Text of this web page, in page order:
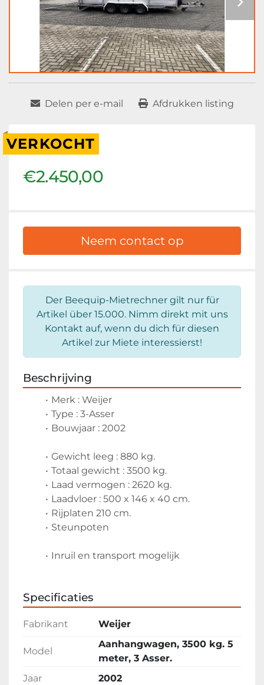
Delen per e-mail Afdrukken listing
VERKOCHT
€2.450,00
Neem contact op
Der Beequip-Mietrechner gilt nur für
Artikel über 15.000. Nimm direkt mit uns
Kontakt auf, wenn du dich für diesen
Artikel zur Miete interessierst!
Beschrijving
Merk : Weijer
Type : 3-Asser
Bouwjaar : 2002
Gewicht leeg : 880 kg.
Totaal gewicht : 3500 kg.
Laad vermogen : 2620 kg.
Laadvloer : 500 x 146 x 40 cm.
Rijplaten 210 cm.
Steunpoten
Inruil en transport mogelijk
Specificaties
Fabrikant Weijer
Model
Aanhangwagen, 3500 kg. 5
meter, 3 Asser.
Jaar
2002